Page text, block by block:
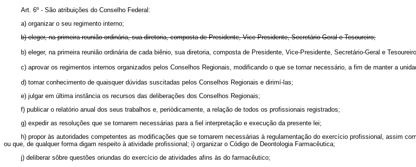
Art. 6º - São atribuições do Conselho Federal:
a) organizar o seu regimento interno;
b) eleger, na primeira reunião ordinária, sua diretoria, composta de Presidente, Vice-Presidente, Secretário-Geral e Tesoureiro;
b) eleger, na primeira reunião ordinária de cada biênio, sua diretoria, composta de Presidente, Vice-Presidente, Secretário-Geral e
c) aprovar os regimentos internos organizados pelos Conselhos Regionais, modificando o que se tornar necessário, a fim de manter a
d) tomar conhecimento de quaisquer dúvidas suscitadas pelos Conselhos Regionais e dirimí-las;
e) julgar em última instância os recursos das deliberações dos Conselhos Regionais;
f) publicar o relatório anual dos seus trabalhos e, periòdicamente, a relação de todos os profissionais registrados;
g) expedir as resoluções que se tornarem necessárias para a fiel interpretação e execução da presente lei;
h) propor às autoridades competentes as modificações que se tornarem necessárias à regulamentação do exercício profissional, assim
ou que, de qualquer forma digam respeito à atividade profissional; i) organizar o Código de Deontologia Farmacêutica;
j) deliberar sôbre questões oriundas do exercício de atividades afins às do farmacêutico;